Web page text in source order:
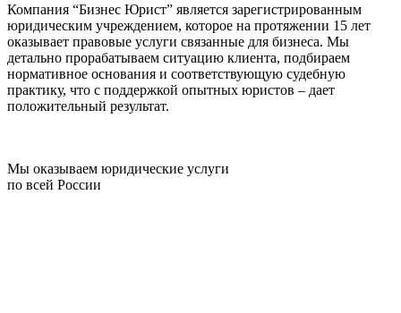
Компания “Бизнес Юрист” является зарегистрированным
юридическим учреждением, которое на протяжении 15 лет
оказывает правовые услуги связанные для бизнеса. Мы
детально прорабатываем ситуацию клиента, подбираем
нормативное основания и соответствующую судебную
практику, что с поддержкой опытных юристов – дает
положительный результат.
Мы оказываем юридические услуги
по всей России